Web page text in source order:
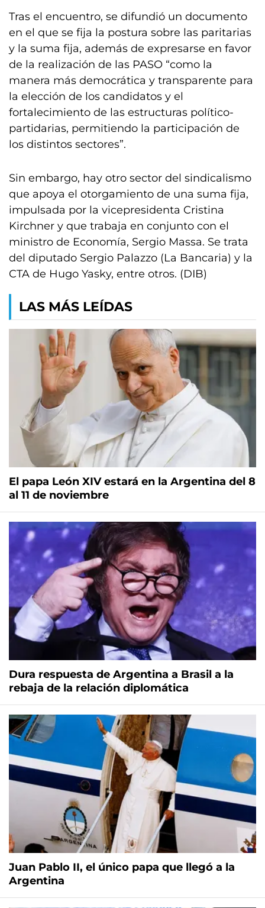
Tras el encuentro, se difundió un documento
en el que se fija la postura sobre las paritarias
y la suma fija, además de expresarse en favor
de la realización de las PASO “como la
manera más democrática y transparente para
la elección de los candidatos y el
fortalecimiento de las estructuras político-
partidarias, permitiendo la participación de
los distintos sectores”.
Sin embargo, hay otro sector del sindicalismo
que apoya el otorgamiento de una suma fija,
impulsada por la vicepresidenta Cristina
Kirchner y que trabaja en conjunto con el
ministro de Economía, Sergio Massa. Se trata
del diputado Sergio Palazzo (La Bancaria) y la
CTA de Hugo Yasky, entre otros. (DIB)
LAS MÁS LEÍDAS
El papa León XIV estará en la Argentina del 8
al 11 de noviembre
Dura respuesta de Argentina a Brasil a la
rebaja de la relación diplomática
Juan Pablo II, el único papa que llegó a la
Argentina